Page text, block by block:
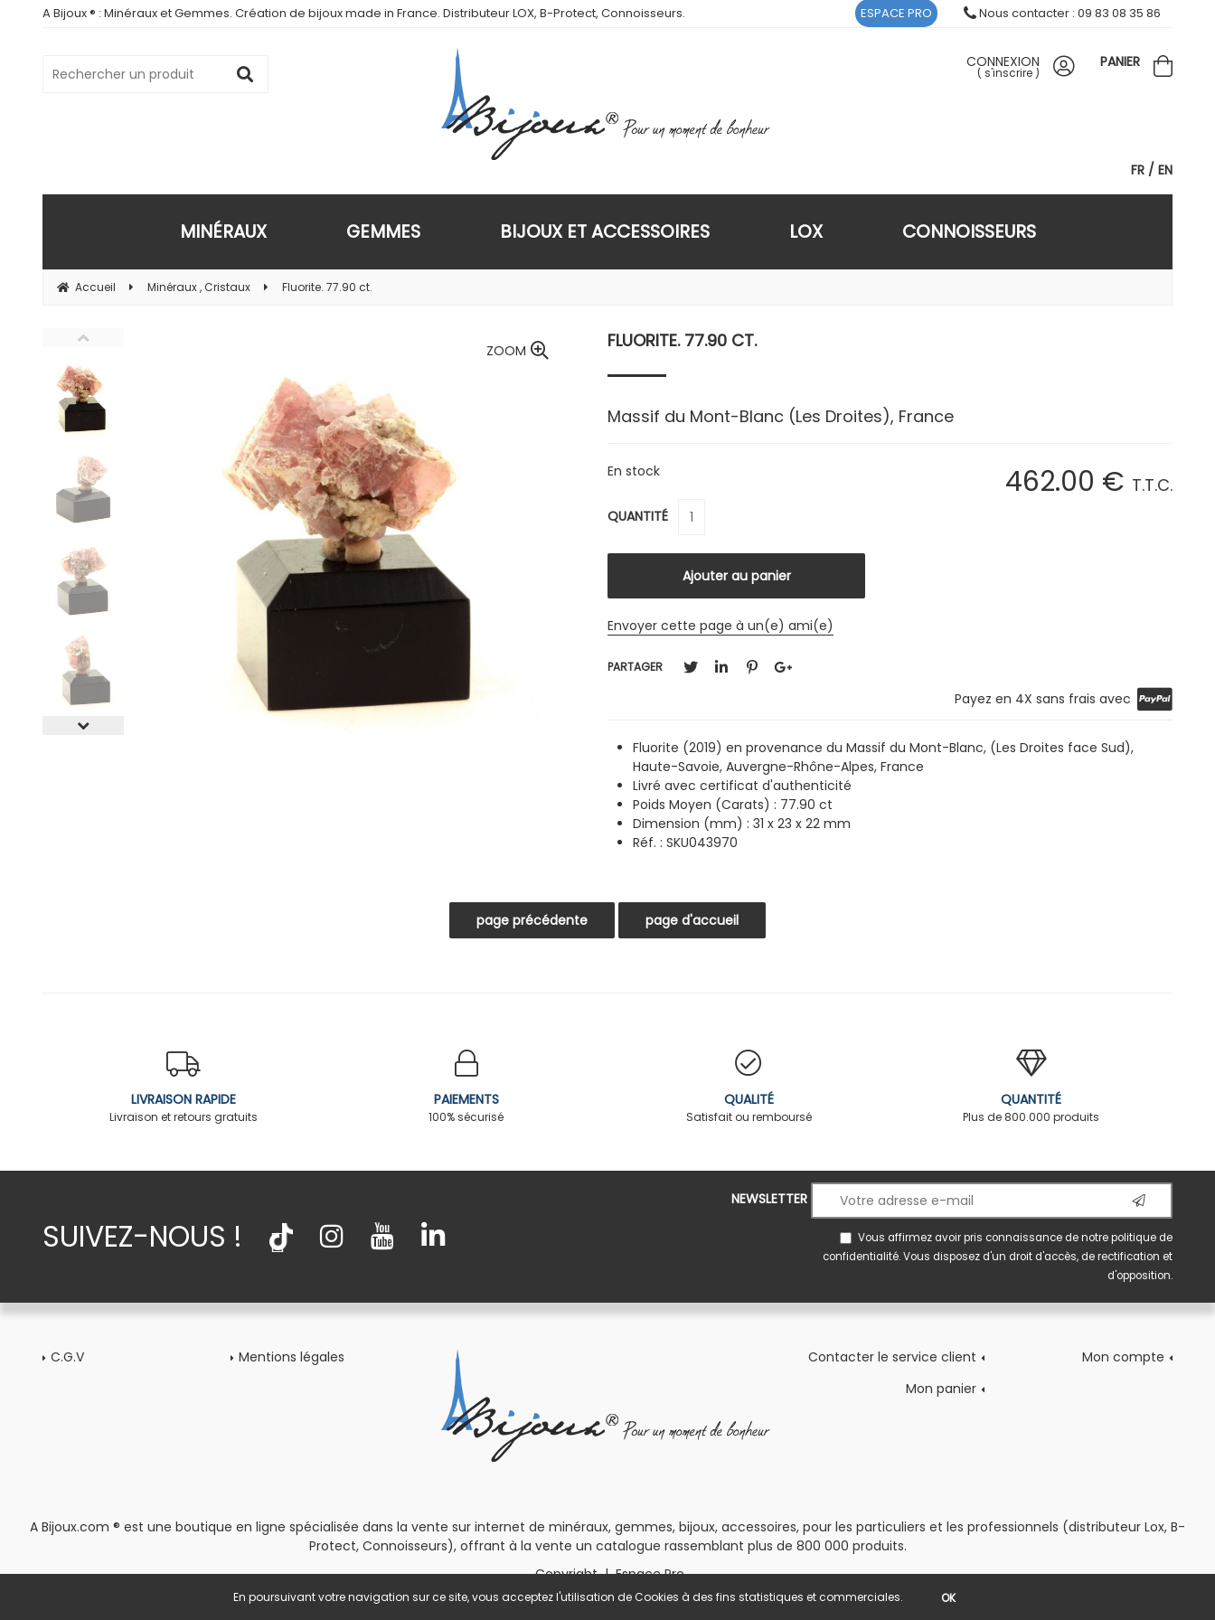
A Bijoux ® : Minéraux et Gemmes. Création de bijoux made in France. Distributeur LOX, B-Protect, Connoisseurs.
FR EN
CONNEXION
( s'inscrire )
PANIER
MINÉRAUX GEMMES BIJOUX ET ACCESSOIRES LOX CONNOISSEURS
Accueil Minéraux , Cristaux Fluorite. 77.90 ct.
ZOOM FLUORITE. 77.90 CT.
Massif du Mont-Blanc (Les Droites), France
462.00 € T.T.C.
En stock
QUANTITÉ
Envoyer cette page à un(e) ami(e)
PARTAGER
Payez en 4X sans frais avec
Fluorite (2019) en provenance du Massif du Mont-Blanc, (Les Droites face Sud),
Haute-Savoie, Auvergne-Rhône-Alpes, France
Livré avec certificat d'authenticité
Poids Moyen (Carats) : 77.90 ct
Dimension (mm) : 31 x 23 x 22 mm
Réf. : SKU043970
ESPACE PRO Nous contacter : 09 83 08 35 86
LIVRAISON RAPIDE
Livraison et retours gratuits
PAIEMENTS
100% sécurisé
QUALITÉ
Satisfait ou remboursé
QUANTITÉ
Plus de 800.000 produits
SUIVEZ-NOUS !
NEWSLETTER
Vous affirmez avoir pris connaissance de notrepolitique de
confidentialité. Vous disposez d'un droit d'accès, de rectification et
d'opposition.
C.G.V Mentions légales Contacter le service client
Mon compte
Mon panier
A Bijoux.com ® est une boutique en ligne spécialisée dans la vente sur internet de minéraux, gemmes, bijoux, accessoires, pour les particuliers et les professionnels (distributeur Lox, B-
Protect, Connoisseurs), offrant à la vente un catalogue rassemblant plus de 800 000 produits.
Copyright|Espace Pro
POWERED BY YPROXIMITÉ / STORE FACTORY
En poursuivant votre navigation sur ce site, vous acceptez l'utilisation de Cookies à des fins statistiques et commerciales. OK